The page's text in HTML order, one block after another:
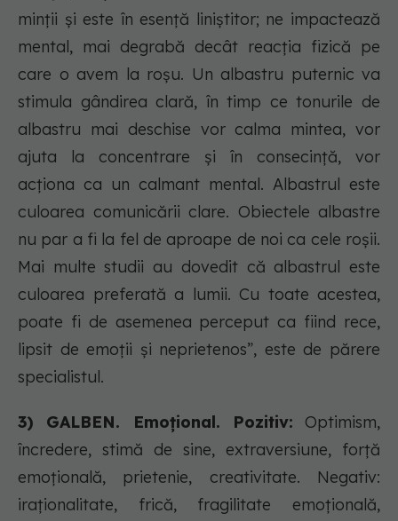
minții și este în esență liniștitor; ne impactează
mental, mai degrabă decât reacția fizică pe
care o avem la roșu. Un albastru puternic va
stimula gândirea clară, în timp ce tonurile de
albastru mai deschise vor calma mintea, vor
ajuta la concentrare și în consecință, vor
acționa ca un calmant mental. Albastrul este
culoarea comunicării clare. Obiectele albastre
nu par a fi la fel de aproape de noi ca cele roșii.
Mai multe studii au dovedit că albastrul este
culoarea preferată a lumii. Cu toate acestea,
poate fi de asemenea perceput ca fiind rece,
lipsit de emoții și neprietenos”, este de părere
specialistul.
3) GALBEN. Emoțional. Pozitiv: Optimism,
încredere, stimă de sine, extraversiune, forță
emoțională, prietenie, creativitate. Negativ:
iraționalitate, frică, fragilitate emoțională,